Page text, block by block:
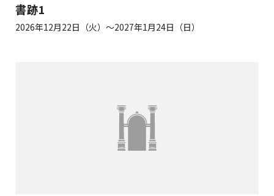
書跡1
2026年12月22日（火）～2027年1月24日（日）